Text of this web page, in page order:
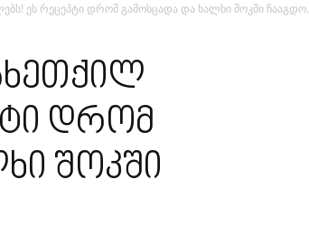
ეს რეცეპტი დრომ გამოსცადა და ხალხი შოკში ჩააგდო.
დრომ
შოკში